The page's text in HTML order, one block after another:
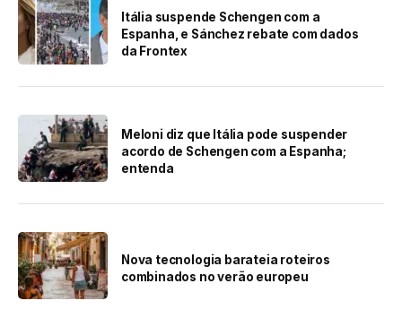
Itália suspende Schengen com a
Espanha, e Sánchez rebate com dados
da Frontex
Meloni diz que Itália pode suspender
acordo de Schengen com a Espanha;
entenda
Nova tecnologia barateia roteiros
combinados no verão europeu